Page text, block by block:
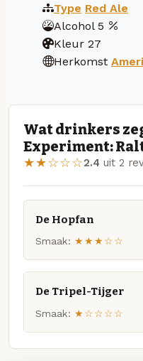
Type Red Ale
Alcohol 5
Kleur 27
Herkomst
Wat drinkers
Experiment:
★★☆☆☆2.4 uit 2
De Hopfan
Smaak: ★★★☆☆
De Tripel-Tijger
Smaak: ★☆☆☆☆